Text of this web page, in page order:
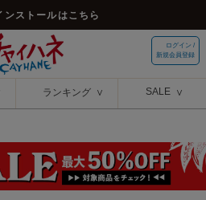
ンストールはこちら
ログイン /
新規会員登録
ランキング SALE